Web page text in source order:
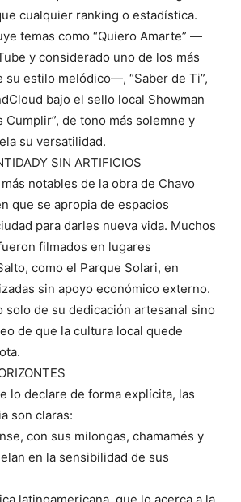
cualquier ranking o estadística.
temas como “Quiero Amarte” —
y considerado uno de los más
su estilo melódico—, “Saber de Ti”,
bajo el sello local Showman
Cumplir”, de tono más solemne y
su versatilidad.
SIN ARTIFICIOS
notables de la obra de Chavo
que se apropia de espacios
para darles nueva vida. Muchos
filmados en lugares
como el Parque Solari, en
sin apoyo económico externo.
solo de su dedicación artesanal sino
de que la cultura local quede
lo declare de forma explícita, las
son claras:
con sus milongas, chamamés y
en la sensibilidad de sus